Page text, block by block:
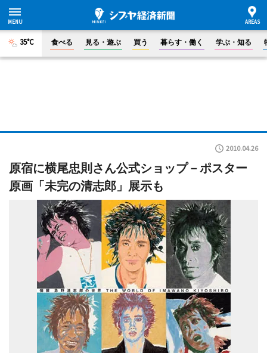
35°C 食べる 見る・遊ぶ 買う 暮らす・働く 学ぶ・知る
2010.04.26
原宿に横尾忠則さん公式ショップ－ポスター
原画「未完の清志郎」展示も